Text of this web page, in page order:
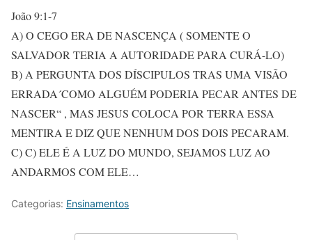
João 9:1-7
A) O CEGO ERA DE NASCENÇA ( SOMENTE O
SALVADOR TERIA A AUTORIDADE PARA CURÁ-LO)
B) A PERGUNTA DOS DÍSCIPULOS TRAS UMA VISÃO
ERRADA´COMO ALGUÉM PODERIA PECAR ANTES DE
NASCER“ , MAS JESUS COLOCA POR TERRA ESSA
MENTIRA E DIZ QUE NENHUM DOS DOIS PECARAM.
C) C) ELE É A LUZ DO MUNDO, SEJAMOS LUZ AO
ANDARMOS COM ELE…
Categorias: Ensinamentos